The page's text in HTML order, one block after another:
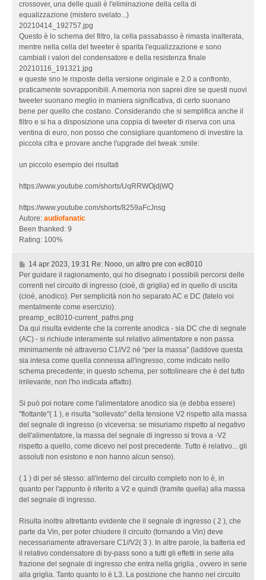
crossover, una delle quali è l'eliminazione della cella di
equalizzazione (mistero svelato...)
20210414_192757.jpg
Questo è lo schema del filtro, la cella passabasso è rimasta inalterata,
mentre nella cella del tweeter è sparita l'equalizzazione e sono
cambiati i valori del condensatore e della resistenza finale
20210116_191321.jpg
e queste sno le risposte della versione originale e 2.0 a confronto,
praticamente sovrapponibili. A memoria non saprei dire se questi nuovi
tweeter suonano meglio in maniera significativa, di certo suonano
bene per quello che costano. Considerando che si semplifica anche il
filtro e si ha a disposizione una coppia di tweeter di riserva con una
ventina di euro, non posso che consigliare quantomeno di investire la
piccola cifra e provare anche l'upgrade del tweak :smile:
un piccolo esempio dei risultati
https://www.youtube.com/shorts/UqRRWOjdjWQ
https://www.youtube.com/shorts/8259aFcJnsg
Autore: audiofanatic
Been thanked: 9
Rating: 100%
1
4
a
p
r
2
0
2
3
,
1
9
3
1
R
e
:
o
o
o
u
n
a
l
t
r
14 apr 2023, 19:31 Re: Nooo, un altro pre con ec8010
Per guidare il ragionamento, qui ho disegnato i possibili percorsi delle
correnti nel circuito di ingresso (cioè, di griglia) ed in quello di uscita
(cioè, anodico). Per semplicità non ho separato AC e DC (fatelo voi
mentalmente come esercizio).
preamp_ec8010-current_paths.png
Da qui risulta evidente che la corrente anodica - sia DC che di segnale
(AC) - si richiude interamente sul relativo alimentatore e non passa
minimamente né attraverso C1//V2 né “per la massa” (laddove questa
sia intesa come quella connessa all'ingresso, come indicato nello
schema precedente; in questo schema, per sottolineare che è del tutto
irrilevante, non l'ho indicata affatto).
Si può poi notare come l'alimentatore anodico sia (e debba essere)
"flottante"( 1 ), e risulta "sollevato" della tensione V2 rispetto alla massa
del segnale di ingresso (o viceversa: se misuriamo rispetto al negativo
dell'alimentatore, la massa del segnale di ingresso si trova a -V2
rispetto a quello, come dicevo nel post precedente. Tutto è relativo... gli
assoluti non esistono e non hanno alcun senso).
( 1 ) di per sé stesso: all'interno del circuito completo non lo è, in
quanto per l'appunto è riferito a V2 e quindi (tramite quella) alla massa
del segnale di ingresso.
Risulta inoltre altrettanto evidente che il segnale di ingresso ( 2 ), che
parte da Vin, per poter chiudere il circuito (tornando a Vin) deve
necessariamente attraversare C1//V2( 3 ). In altre parole, la batteria ed
il relativo condensatore di by-pass sono a tutti gli effetti in serie alla
frazione del segnale di ingresso che entra nella griglia , ovvero in serie
alla griglia. Tanto quanto lo è L3. La posizione che hanno nel circuito